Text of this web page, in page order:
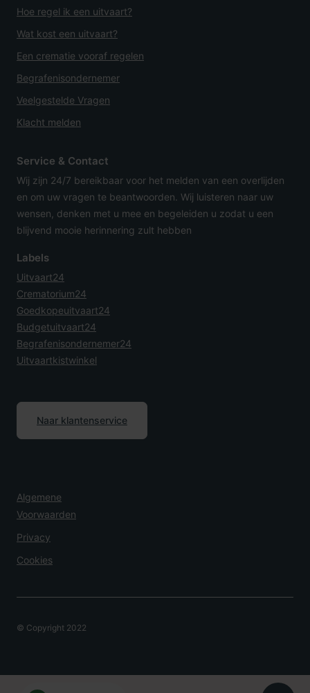
Hoe regel ik een uitvaart?
Wat kost een uitvaart?
Een crematie vooraf regelen
Begrafenisondernemer
Veelgestelde Vragen
Klacht melden
Service & Contact
Wij zijn 24/7 bereikbaar voor het melden van een overlijden
en om uw vragen te beantwoorden. Wij luisteren naar uw
wensen, denken met u mee en begeleiden u zodat u een
blijvend mooie herinnering zult hebben
Labels
Uitvaart24
Crematorium24
Goedkopeuitvaart24
Budgetuitvaart24
Begrafenisondernemer24
Uitvaartkistwinkel
Naar klantenservice
Algemene
Voorwaarden
Privacy
Cookies
© Copyright 2022